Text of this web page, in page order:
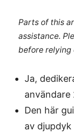
Parts of this
assistance.
before relying
Ja,
användare
Den här
av